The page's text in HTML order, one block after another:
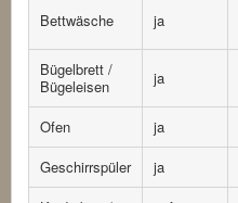
Bettwäsche ja
Bügelbrett /
Bügeleisen
ja
Ofen ja
Geschirrspüler
ja